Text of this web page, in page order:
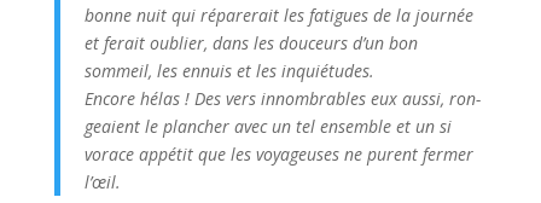
bonne nuit qui réparerait les fatigues de la journée
et ferait oublier, dans les douceurs d’un bon
sommeil, les ennuis et les inquiétudes.
Encore hélas ! Des vers innombrables eux aussi, ron­
geaient le plancher avec un tel ensemble et un si
vorace appétit que les voyageuses ne purent fermer
l’œil.